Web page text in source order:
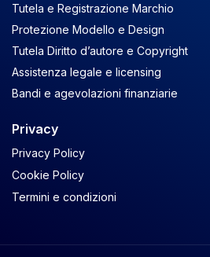
Tutela e Registrazione Marchio
Protezione Modello e Design
Tutela Diritto d’autore e Copyright
Assistenza legale e licensing
Bandi e agevolazioni finanziarie
Privacy
Privacy Policy
Cookie Policy
Termini e condizioni